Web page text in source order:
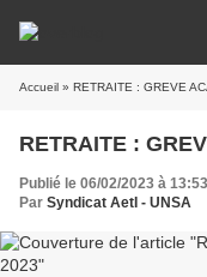
Accueil » RETRAITE : GREVE
RETRAITE :
Publié le 06/02/2023 à 13:53
Par Syndicat AetI - UNSA